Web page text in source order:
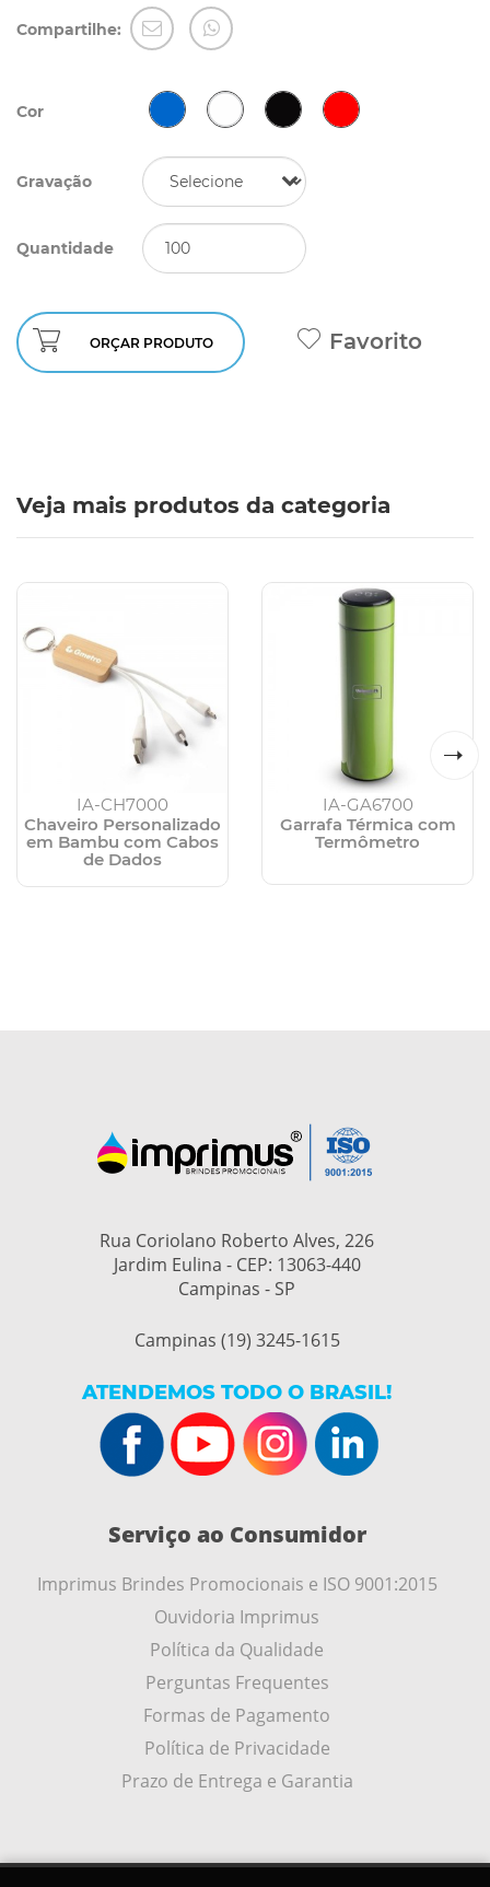
Compartilhe:
Cor
Gravação
Quantidade
ORÇAR PRODUTO Favorito
Veja mais produtos da categoria
IA-CH7000
Chaveiro Personalizado
em Bambu com Cabos
de Dados
IA-GA6700
Garrafa Térmica com
Termômetro
Rua Coriolano Roberto Alves, 226
Jardim Eulina - CEP: 13063-440
Campinas - SP
Campinas (19) 3245-1615
ATENDEMOS TODO O BRASIL!
Serviço ao Consumidor
Imprimus Brindes Promocionais e ISO 9001:2015
Ouvidoria Imprimus
Política da Qualidade
Perguntas Frequentes
Formas de Pagamento
Política de Privacidade
Prazo de Entrega e Garantia